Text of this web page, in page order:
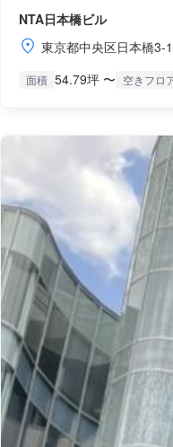
NTA日本橋ビル
東京都中央区日本橋3-
面積 54.79坪 〜 空きフロ